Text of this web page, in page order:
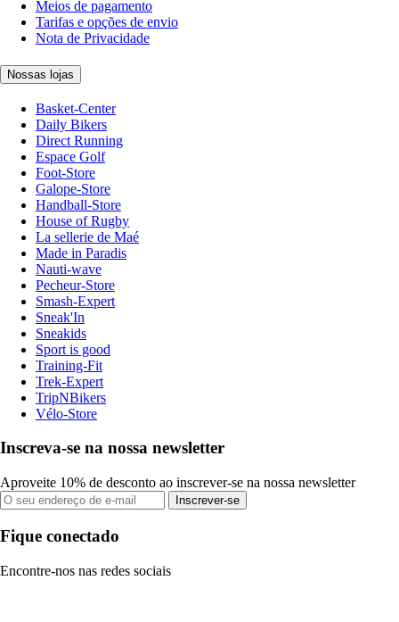
Meios de pagamento
Tarifas e opções de envio
Nota de Privacidade
Nossas lojas
Basket-Center
Daily Bikers
Direct Running
Espace Golf
Foot-Store
Galope-Store
Handball-Store
House of Rugby
La sellerie de Maé
Made in Paradis
Nauti-wave
Pecheur-Store
Smash-Expert
Sneak'In
Sneakids
Sport is good
Training-Fit
Trek-Expert
TripNBikers
Vélo-Store
Inscreva-se na nossa newsletter
Aproveite 10% de desconto ao inscrever-se na nossa newsletter
Inscrever-se
Fique conectado
Encontre-nos nas redes sociais